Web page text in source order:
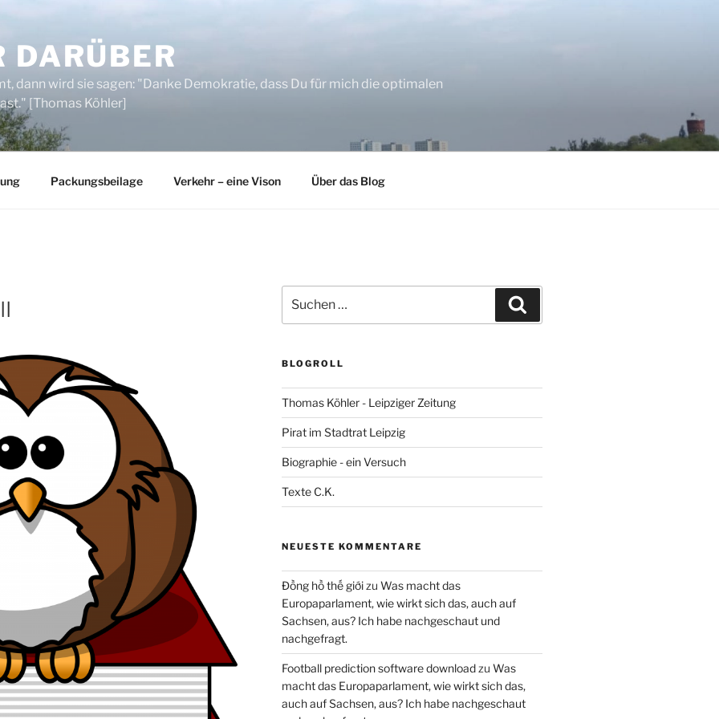
DARÜBER
dann wird sie sagen: "Danke Demokratie, dass Du für mich die optimalen
[Thomas Köhler]
Packungsbeilage Verkehr – eine Vison Über das Blog
nach:
BLOGROLL
Thomas Köhler - Leipziger Zeitung
Pirat im Stadtrat Leipzig
Biographie - ein Versuch
Texte C.K.
NEUESTE KOMMENTARE
Đồng hồ thế giớizu Was macht das
Europaparlament, wie wirkt sich das, auch auf
Sachsen, aus? Ich habe nachgeschaut und
nachgefragt.
Football prediction software downloadzu Was
macht das Europaparlament, wie wirkt sich das,
auch auf Sachsen, aus? Ich habe nachgeschaut